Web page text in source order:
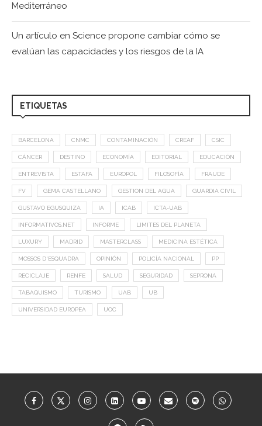
Mediterráneo
Un artículo en Science propone cambiar cómo se
evalúan las capacidades y los riesgos de la IA
ETIQUETAS
BARCELONA CNMC CONTAMINACIÓN CREAF CSIC
CÁNCER DESTINO ECONOMÍA EDITORIAL EDUCACIÓN
ENTREVISTA ESTAFA EUROPOL FILOSOFÍA FRAUDE
FV GEMA CASTELLANO GESTION DEL AGUA GUARDIA CIVIL
GUSTAVO EGUSQUIZA IA ICAB ICTA-UAB
INFORMATIVOS.NET INFORME LIMITES DEL PLANETA
LUXURY MADRID MASTERCLASS MEDICINA ESTÉTICA
MOSSOS D'ESQUADRA OPINIÓN POLICÍA NACIONAL PP
RECICLAJE RENFE SALUD SEGURIDAD SEPRONA
TABAQUISMO TURISMO UAB UB
UNIVERSIDAD EUROPEA UOC